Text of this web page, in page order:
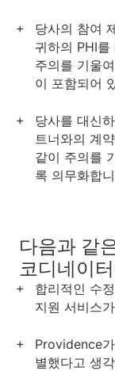
당사의 참여
귀하의 PHI
주의를 기울
이 포함되어
당사를 대신
트너와의 계
같이 주의를
록 의무화합
다음과 같
코디네이
합리적인 수
지원 서비스
Providence
별했다고 생